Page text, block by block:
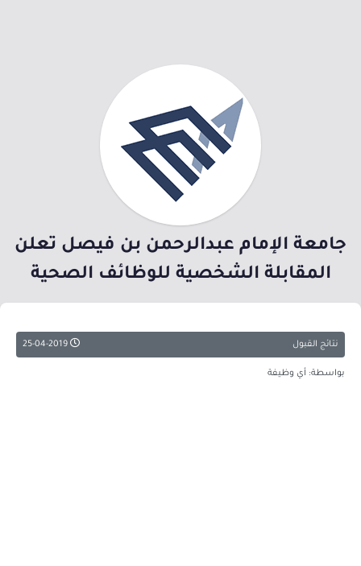
جامعة الإمام عبدالرحمن بن فيصل تعلن
المقابلة الشخصية للوظائف الصحية
نتائج القبول
بواسطة: أي وظيفة